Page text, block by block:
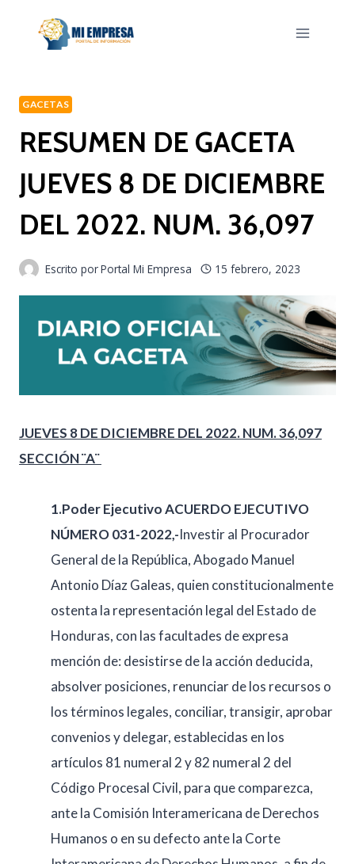
GACETAS
RESUMEN DE GACETA
JUEVES 8 DE DICIEMBRE
DEL 2022. NUM. 36,097
Escrito porPortal Mi Empresa 15 febrero, 2023
JUEVES 8 DE DICIEMBRE DEL 2022. NUM. 36,097
SECCIÓN ¨A¨
1.Poder Ejecutivo ACUERDO EJECUTIVO
NÚMERO 031-2022,-Investir al Procurador
General de la República, Abogado Manuel
Antonio Díaz Galeas, quien constitucionalmente
ostenta la representación legal del Estado de
Honduras, con las facultades de expresa
mención de: desistirse de la acción deducida,
absolver posiciones, renunciar de los recursos o
los términos legales, conciliar, transigir, aprobar
convenios y delegar, establecidas en los
artículos 81 numeral 2 y 82 numeral 2 del
Código Procesal Civil, para que comparezca,
ante la Comisión Interamericana de Derechos
Humanos o en su defecto ante la Corte